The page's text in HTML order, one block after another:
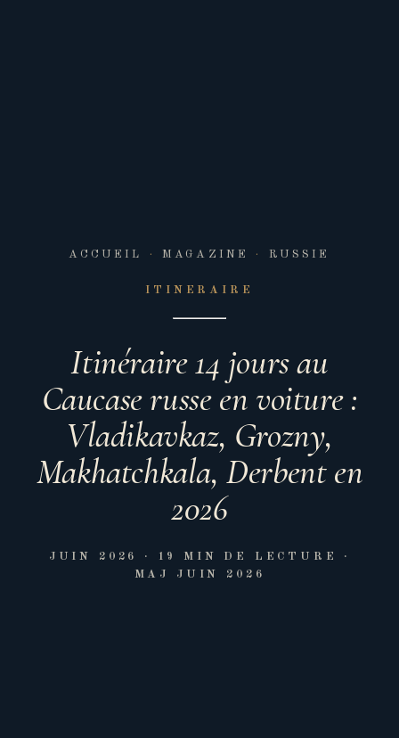
ACCUEIL · MAGAZINE · RUSSIE
ITINERAIRE
Itinéraire 14 jours au
Caucase russe en voiture :
Vladikavkaz, Grozny,
Makhatchkala, Derbent en
2026
JUIN 2026 · 19 MIN DE LECTURE
·
MAJ JUIN 2026